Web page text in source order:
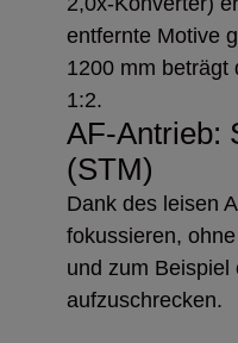
entfernte Motive
1200 mm beträgt
1:2.
AF-Antrieb:
(STM)
Dank des leisen
fokussieren,
und zum Beispiel
aufzuschrecken.